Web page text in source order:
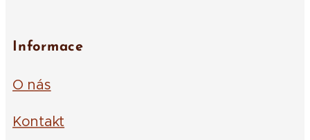
Informace
O nás
Kontakt